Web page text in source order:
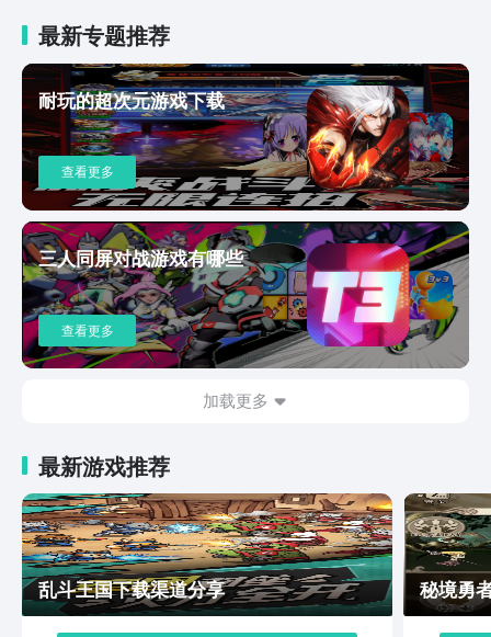
非常的给力！可口的咖啡作为一款经典的咖啡经营类游
戏，玩家将拥有属于自己的咖啡店。在这里我们是可以制
作各种各样口味的咖啡，根据需求来进行制作饮品，完成
任务能够获取大量的金币奖励，等到后期玩家们就能不断
扩充自己的咖啡店，还能进行装饰，可玩性是很强的。在
工作之余来这里享受模拟经营的快乐。也能更好的帮助我
们打发时间，放松身心。而玩家们每天需要面对的客人是
不一样的，所需要的咖啡口味也是不一样，所以我们需要
不断的更新自己的菜单。这款游戏主要就是采用了卡通风
格的画风，看上去更加精致，而且店面的设施也是比较完
善的，让我们看上去仿佛真的拥有一个咖啡店一样，在经
营的过程中，玩家们也需要面临客户的刁难，一定要想对
解决办法，这样才能提升店面的口碑。那么今天给大家带
来的可口的咖啡手机端下载地址分享就介绍到这里了，如
果你也对这款游戏感兴趣，就赶快点击链接进行下载吧，
它是会为我们呈现一个非常经典的经营类玩法，休闲感十
最新专题推荐
耐玩的超次元游戏下载
查看更多
三人同屏对战游戏有哪些
查看更多
加载更多
最新游戏推荐
乱斗王国下载渠道分享 秘境勇